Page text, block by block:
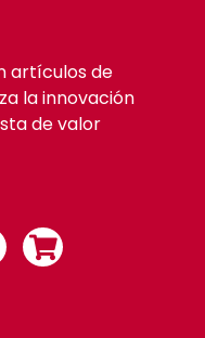
artículos de
la innovación
de valor